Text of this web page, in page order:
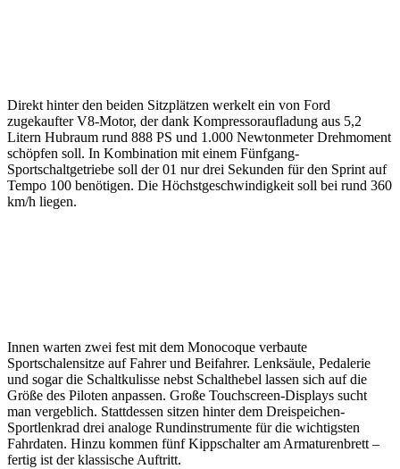
Direkt hinter den beiden Sitzplätzen werkelt ein von Ford
zugekaufter V8-Motor, der dank Kompressoraufladung aus 5,2
Litern Hubraum rund 888 PS und 1.000 Newtonmeter Drehmoment
schöpfen soll. In Kombination mit einem Fünfgang-
Sportschaltgetriebe soll der 01 nur drei Sekunden für den Sprint auf
Tempo 100 benötigen. Die Höchstgeschwindigkeit soll bei rund 360
km/h liegen.
Innen warten zwei fest mit dem Monocoque verbaute
Sportschalensitze auf Fahrer und Beifahrer. Lenksäule, Pedalerie
und sogar die Schaltkulisse nebst Schalthebel lassen sich auf die
Größe des Piloten anpassen. Große Touchscreen-Displays sucht
man vergeblich. Stattdessen sitzen hinter dem Dreispeichen-
Sportlenkrad drei analoge Rundinstrumente für die wichtigsten
Fahrdaten. Hinzu kommen fünf Kippschalter am Armaturenbrett –
fertig ist der klassische Auftritt.